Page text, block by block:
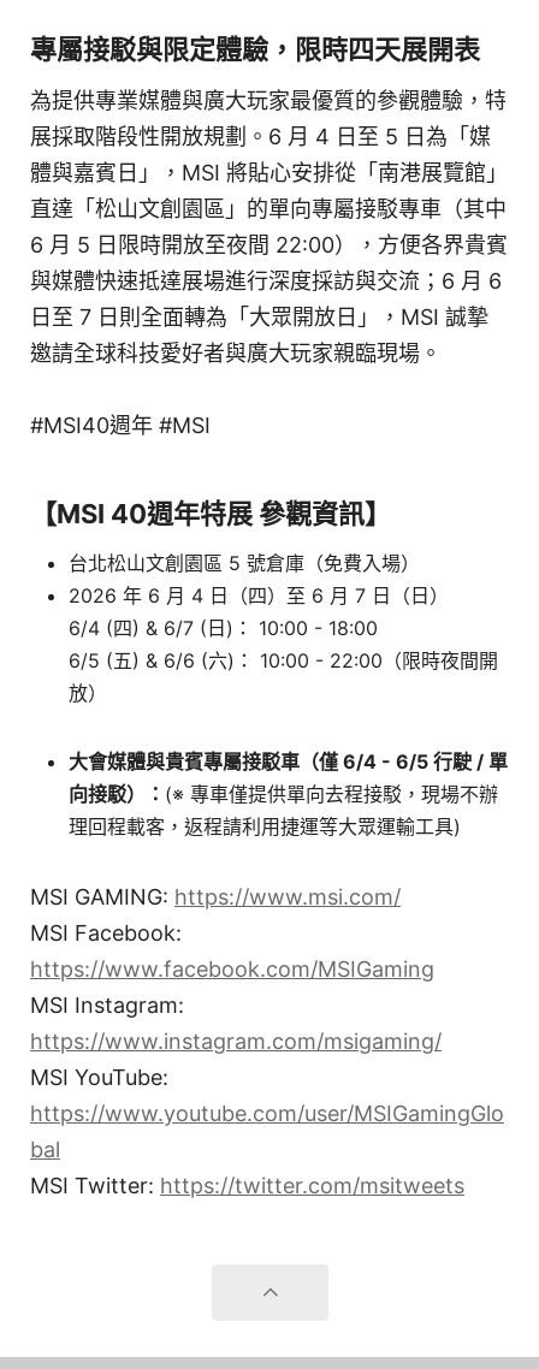
專屬接駁與限定體驗，限時四天展開表
為提供專業媒體與廣大玩家最優質的參觀體驗，特
展採取階段性開放規劃。6 月 4 日至 5 日為「媒
體與嘉賓日」，MSI 將貼心安排從「南港展覽館」
直達「松山文創園區」的單向專屬接駁專車（其中
6 月 5 日限時開放至夜間 22:00），方便各界貴賓
與媒體快速抵達展場進行深度採訪與交流；6 月 6
日至 7 日則全面轉為「大眾開放日」，MSI 誠摯
邀請全球科技愛好者與廣大玩家親臨現場。
#MSI40週年 #MSI
【MSI 40週年特展 參觀資訊】
台北松山文創園區 5 號倉庫（免費入場）
2026 年 6 月 4 日（四）至 6 月 7 日（日）
6/4 (四) & 6/7 (日)： 10:00 - 18:00
6/5 (五) & 6/6 (六)： 10:00 - 22:00（限時夜間開
放）
大會媒體與貴賓專屬接駁車（僅 6/4 - 6/5 行駛 / 單
向接駁）： (※ 專車僅提供單向去程接駁，現場不辦
理回程載客，返程請利用捷運等大眾運輸工具)
MSI GAMING: https://www.msi.com/
MSI Facebook:
https://www.facebook.com/MSIGaming
MSI Instagram:
https://www.instagram.com/msigaming/
MSI YouTube:
https://www.youtube.com/user/MSIGamingGlo
bal
MSI Twitter: https://twitter.com/msitweets